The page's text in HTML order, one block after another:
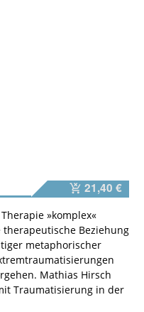
21,40 €
»komplex«
Beziehung
metaphorischer
Mathias Hirsch
Traumatisierung in der